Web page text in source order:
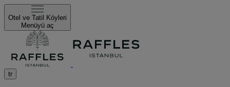
Otel ve Tatil Köyleri
Menüyü aç
tr